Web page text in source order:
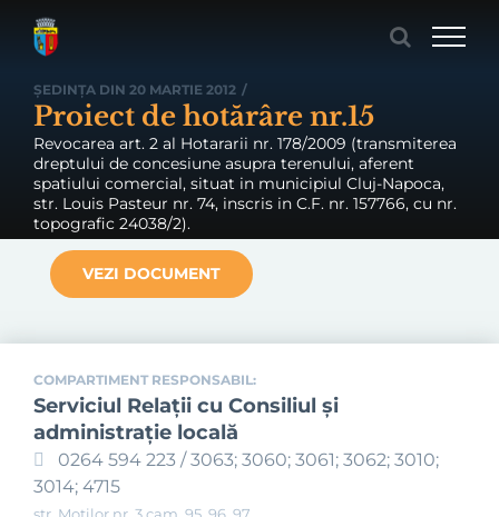
ȘEDINȚA DIN 20 MARTIE 2012 /
Proiect de hotărâre nr.15
Revocarea art. 2 al Hotararii nr. 178/2009 (transmiterea
dreptului de concesiune asupra terenului, aferent
spatiului comercial, situat in municipiul Cluj-Napoca,
str. Louis Pasteur nr. 74, inscris in C.F. nr. 157766, cu nr.
topografic 24038/2).
VEZI DOCUMENT
COMPARTIMENT RESPONSABIL:
Serviciul Relaţii cu Consiliul şi
administraţie locală
0264 594 223 / 3063; 3060; 3061; 3062; 3010;
3014; 4715